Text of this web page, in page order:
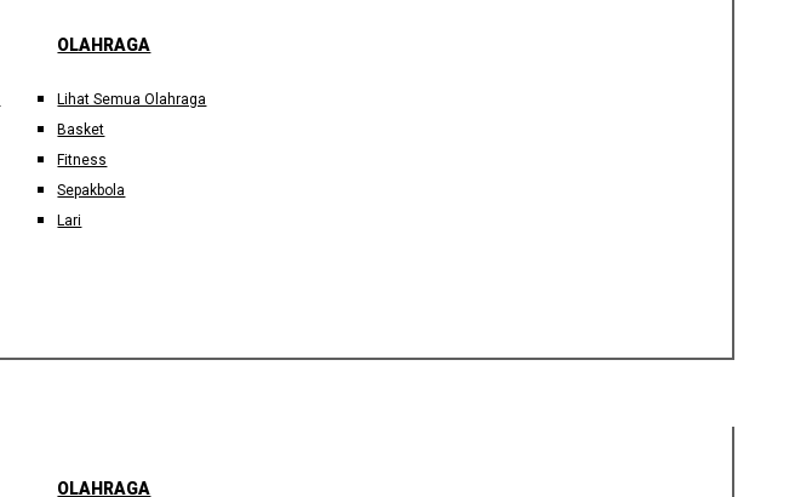
OLAHRAGA
Lihat Semua Olahraga
Basket
Fitness
Sepakbola
Lari
OLAHRAGA